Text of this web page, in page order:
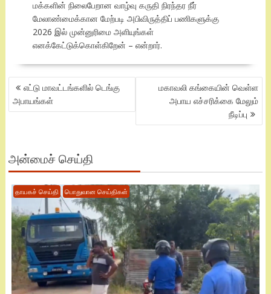
மக்களின் நிலைபேறான வாழ்வு கருதி நிரந்தர நீர்
மேலாண்மைக்கான மேற்படி அபிவிருத்திப் பணிகளுக்கு
2026 இல் முன்னுரிமை அளியுங்கள்
எனக்கேட்டுக்கொள்கிறேன் – என்றார்.
POST
NAVIGATION
எட்டு மாவட்டங்களில் டெங்கு
அபாயங்கள்
மகாவலி கங்கையின் வெள்ள
அபாய எச்சரிக்கை மேலும்
நீடிப்பு
அன்மைச் செய்தி
தாயகச் செய்தி பொதுவான செய்திகள்